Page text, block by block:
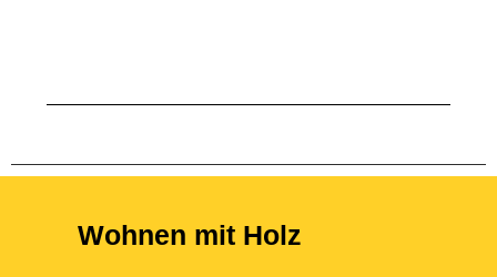
Wohnen mit Holz